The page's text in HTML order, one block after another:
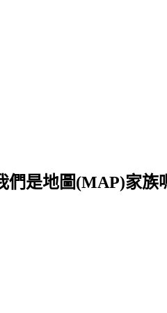
是地圖(MAP)家族